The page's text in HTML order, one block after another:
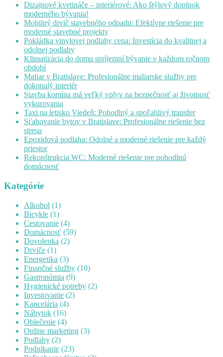
Dizajnové kvetináče – interiérové: Ako štýlový doplnok
moderného bývania!
Mobilný drvič stavebného odpadu: Efektívne riešenie pre
moderné stavebné projekty
Pokládka vinylovej podlahy cena: Investícia do kvalitnej a
odolnej podlahy
Klimatizácia do domu spríjemní bývanie v každom ročnom
období
Maliar v Bratislave: Profesionálne maliarske služby pre
dokonalý interiér
Stavba komína má veľký vplyv na bezpečnosť aj životnosť
vykurovania
Taxi na letisko Viedeň: Pohodlný a spoľahlivý transfer
Sťahovanie bytov v Bratislave: Profesionálne riešenie bez
stresu
Epoxidová podlaha: Odolné a moderné riešenie pre každý
priestor
Rekonštrukcia WC: Moderné riešenie pre pohodlnú
domácnosť
Kategórie
Alkohol (1)
Bicykle (1)
Cestovanie (4)
Domácnosť (59)
Dovolenka (2)
Drviče (1)
Energetika (3)
Finančné služby (10)
Gastronómia (9)
Hygienické potreby (2)
Investovanie (2)
Kancelária (4)
Nábytok (16)
Oblečenie (4)
Online marketing (3)
Podlahy (2)
Podnikanie (23)